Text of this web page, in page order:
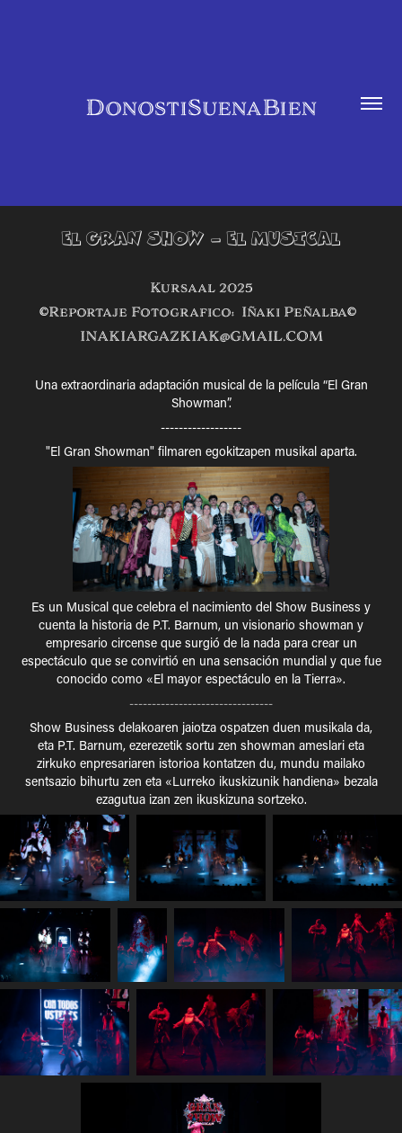
DonostiSuenaBien
EL GRAN SHOW - EL MUSICAL
Kursaal 2025
©Reportaje Fotografico: Iñaki Peñalba©
INAKIARGAZKIAK@GMAIL.COM​​​​​​​
Una extraordinaria adaptación musical de la película “El Gran
Showman”.
------------------
"El Gran Showman" filmaren egokitzapen musikal aparta.
Es un Musical que celebra el nacimiento del Show Business y
cuenta la historia de P.T. Barnum, un visionario showman y
empresario circense que surgió de la nada para crear un
espectáculo que se convirtió en una sensación mundial y que fue
conocido como «El mayor espectáculo en la Tierra».
--------------------------------
Show Business delakoaren jaiotza ospatzen duen musikala da,
eta P.T. Barnum, ezerezetik sortu zen showman ameslari eta
zirkuko enpresariaren istorioa kontatzen du, mundu mailako
sentsazio bihurtu zen eta «Lurreko ikuskizunik handiena» bezala
ezagutua izan zen ikuskizuna sortzeko.​​​​​​​